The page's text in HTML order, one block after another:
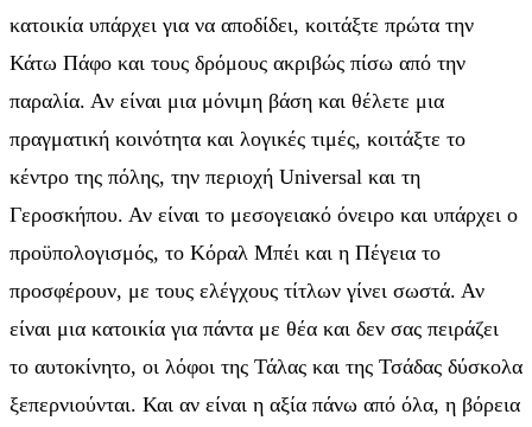
κατοικία υπάρχει για να αποδίδει, κοιτάξτε πρώτα την
Κάτω Πάφο και τους δρόμους ακριβώς πίσω από την
παραλία. Αν είναι μια μόνιμη βάση και θέλετε μια
πραγματική κοινότητα και λογικές τιμές, κοιτάξτε το
κέντρο της πόλης, την περιοχή Universal και τη
Γεροσκήπου. Αν είναι το μεσογειακό όνειρο και υπάρχει ο
προϋπολογισμός, το Κόραλ Μπέι και η Πέγεια το
προσφέρουν, με τους ελέγχους τίτλων γίνει σωστά. Αν
είναι μια κατοικία για πάντα με θέα και δεν σας πειράζει
το αυτοκίνητο, οι λόφοι της Τάλας και της Τσάδας δύσκολα
ξεπερνιούνται. Και αν είναι η αξία πάνω από όλα, η βόρεια